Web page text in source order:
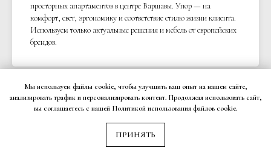
просторных апартаментов в центре Варшавы. Упор — на
комфорт, свет, эргономику и соответствие стилю жизни клиента.
Используем только актуальные решения и мебель от европейских
брендов.
ДИЗАЙН ДОМОВ, ВИЛЛ И
Создаём индивидуальные жилые пространства в частных домах
Мы используем файлы cookie, чтобы улучшить ваш опыт на нашем сайте,
анализировать трафик и персонализировать контент. Продолжая использовать сайт,
вы соглашаетесь с нашей Политикой использования файлов cookie.
ПРИНЯТЬ